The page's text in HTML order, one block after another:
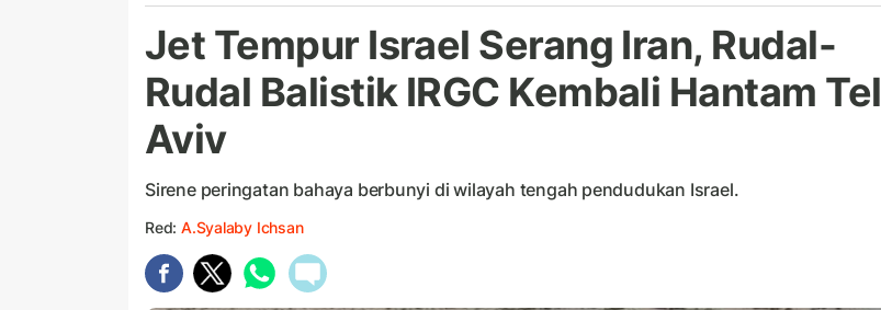
Jet Tempur Israel Serang Iran, Rudal-
Rudal Balistik IRGC Kembali Hantam Tel
Aviv
Sirene peringatan bahaya berbunyi di wilayah tengah pendudukan Israel.
Red: A.Syalaby Ichsan